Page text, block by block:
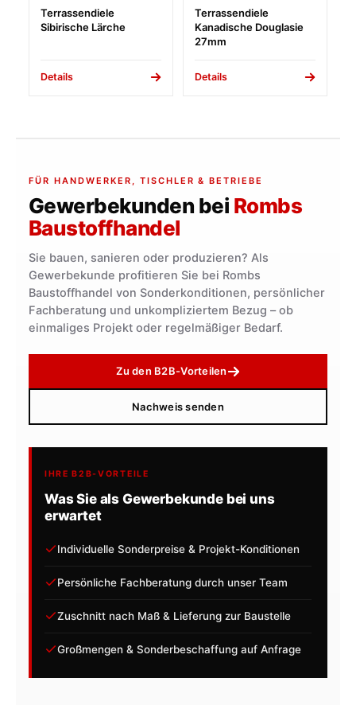
Terrassendiele
Sibirische Lärche
Details
Terrassendiele
Kanadische Douglasie
27mm
Details
FÜR HANDWERKER, TISCHLER & BETRIEBE
Gewerbekunden bei Rombs
Baustoffhandel
Sie bauen, sanieren oder produzieren? Als
Gewerbekunde profitieren Sie bei Rombs
Baustoffhandel von Sonderkonditionen, persönlicher
Fachberatung und unkompliziertem Bezug – ob
einmaliges Projekt oder regelmäßiger Bedarf.
Zu den B2B-Vorteilen
Nachweis senden
IHRE B2B-VORTEILE
Was Sie als Gewerbekunde bei uns
erwartet
Individuelle Sonderpreise & Projekt-Konditionen
Persönliche Fachberatung durch unser Team
Zuschnitt nach Maß & Lieferung zur Baustelle
Großmengen & Sonderbeschaffung auf Anfrage